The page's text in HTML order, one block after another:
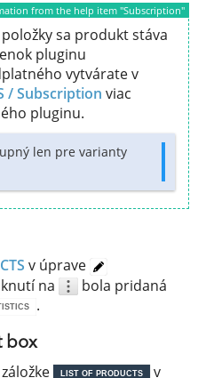
from the help item "Subscription"
sa produkt stáva
pluginu
vytvárate v
/Subscription viac
pluginu.
len pre varianty
v úprave
na
bola pridaná
.
box
LIST OF PRODUCTS
v